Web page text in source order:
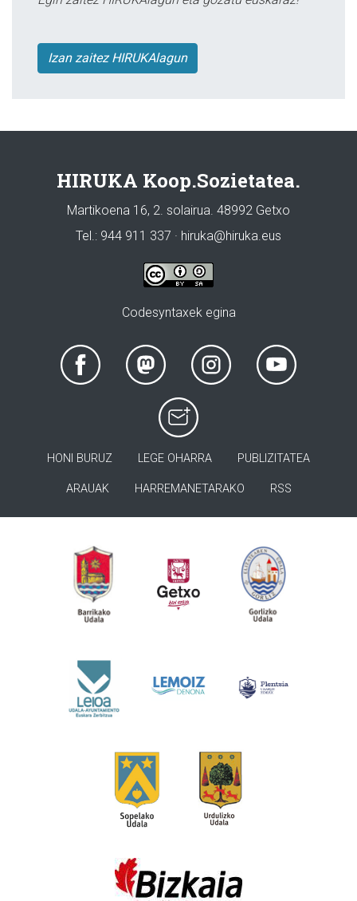
Izan zaitez HIRUKAlagun
HIRUKA Koop.Sozietatea.
Martikoena 16, 2. solairua. 48992 Getxo
Tel.: 944 911 337 · hiruka@hiruka.eus
Codesyntaxek egina
HONI BURUZ LEGE OHARRA PUBLIZITATEA
ARAUAK HARREMANETARAKO RSS